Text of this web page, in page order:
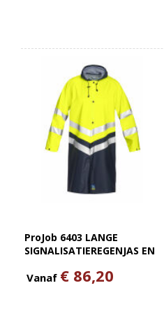
ProJob 6403 LANGE
SIGNALISATIEREGENJAS EN
Vanaf € 86,20